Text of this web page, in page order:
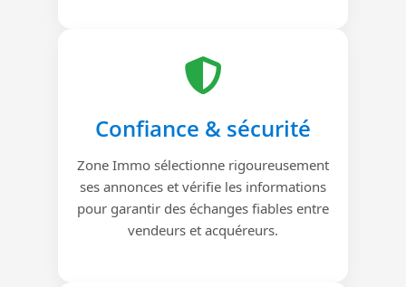
Confiance & sécurité
Zone Immo sélectionne rigoureusement
ses annonces et vérifie les informations
pour garantir des échanges fiables entre
vendeurs et acquéreurs.